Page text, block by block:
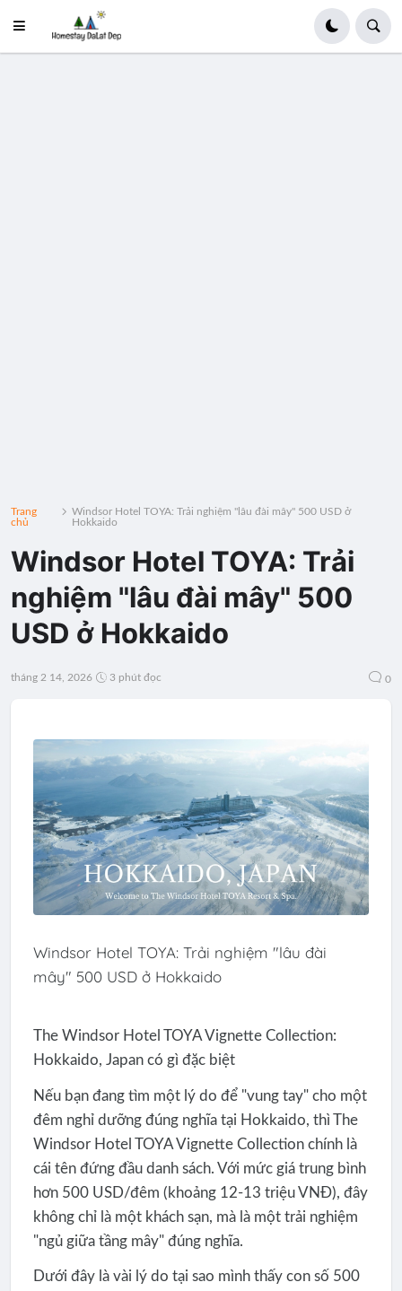
Trang
chủ
Windsor Hotel TOYA: Trải nghiệm "lâu đài mây" 500 USD ở
Hokkaido
Windsor Hotel TOYA: Trải
nghiệm "lâu đài mây" 500
USD ở Hokkaido
tháng 2 14, 2026 3 phút đọc 0
Windsor Hotel TOYA: Trải nghiệm "lâu đài
mây" 500 USD ở Hokkaido
The Windsor Hotel TOYA Vignette Collection:
Hokkaido, Japan có gì đặc biệt
Nếu bạn đang tìm một lý do để "vung tay" cho một
đêm nghỉ dưỡng đúng nghĩa tại Hokkaido, thì The
Windsor Hotel TOYA Vignette Collection chính là
cái tên đứng đầu danh sách. Với mức giá trung bình
hơn 500 USD/đêm (khoảng 12-13 triệu VNĐ), đây
không chỉ là một khách sạn, mà là một trải nghiệm
"ngủ giữa tầng mây" đúng nghĩa.
Dưới đây là vài lý do tại sao mình thấy con số 500